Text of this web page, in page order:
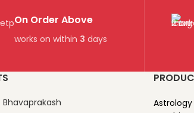
On Order Above
works on within 3 days
Bhavaprakash
Astrology